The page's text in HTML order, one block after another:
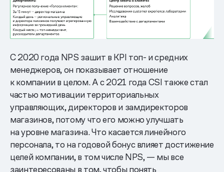
С 2020 года NPS зашит в KPI топ- и средних
менеджеров, он показывает отношение
к компании в целом. А с 2021 года CSI также стал
частью мотивации территориальных
управляющих, директоров и замдиректоров
магазинов, потому что его можно улучшать
на уровне магазина. Что касается линейного
персонала, то на годовой бонус влияет достижение
целей компании, в том числе NPS, — мы все
заинтересованы в том, чтобы понять